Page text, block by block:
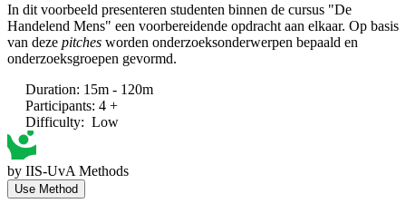
In dit voorbeeld presenteren studenten binnen de cursus "De
Handelend Mens" een voorbereidende opdracht aan elkaar. Op basis
van deze pitches worden onderzoeksonderwerpen bepaald en
onderzoeksgroepen gevormd.
Duration: 15m - 120m
Participants: 4 +
Difficulty: Low
by IIS-UvA Methods
Use Method